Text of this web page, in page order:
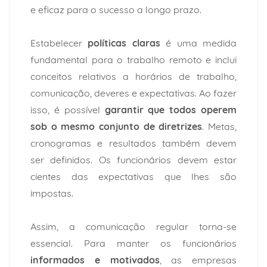
e eficaz para o sucesso a longo prazo.
Estabelecer políticas claras é uma medida
fundamental para o trabalho remoto e inclui
conceitos relativos a horários de trabalho,
comunicação, deveres e expectativas. Ao fazer
isso, é possível garantir que todos operem
sob o mesmo conjunto de diretrizes. Metas,
cronogramas e resultados também devem
ser definidos. Os funcionários devem estar
cientes das expectativas que lhes são
impostas.
Assim, a comunicação regular torna-se
essencial. Para manter os funcionários
informados e motivados, as empresas